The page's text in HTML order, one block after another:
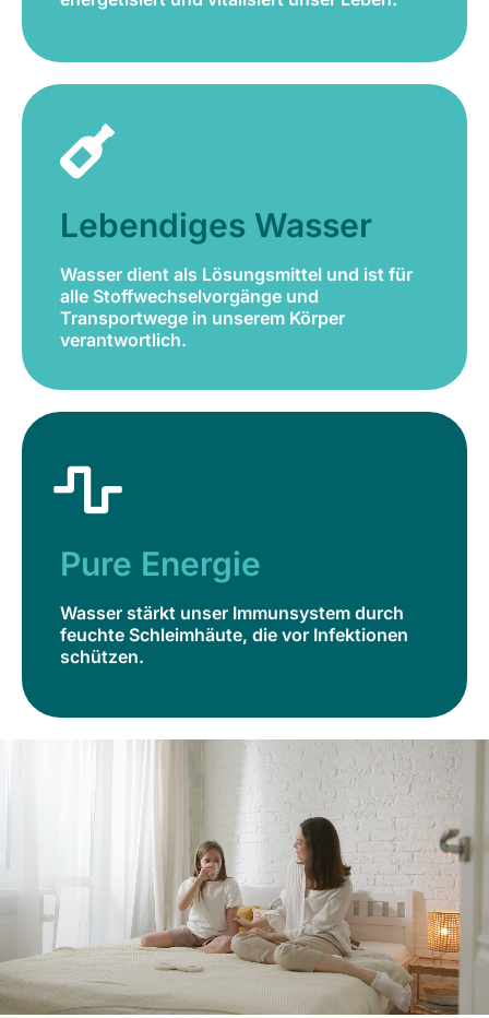
Lebendiges Wasser
Wasser dient als Lösungsmittel und ist für
alle Stoffwechselvorgänge und
Transportwege in unserem Körper
verantwortlich.
alle Stoffwechselvorgänge und
Transportwege in unserem Körper
Jetzt bestellen
Pure Energie
Wasser stärkt unser Immunsystem durch
feuchte Schleimhäute, die vor Infektionen
schützen.
feuchte Schleimhäute, die vor Infektionen
Jetzt bestellen